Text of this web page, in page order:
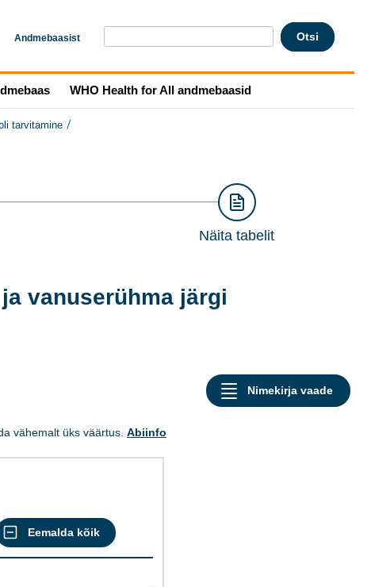
Andmebaasist
WHO Health for All andmebaasid
tarvitamine /
Näita tabelit
vanuserühma järgi
vähemalt üks väärtus. Abiinfo